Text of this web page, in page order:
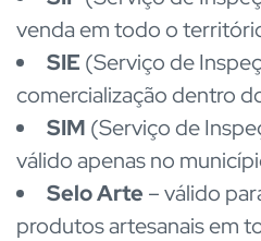
venda em todo o
SIE (Serviço de
comercialização dentro
SIM (Serviço de
válido apenas no
Selo Arte – válido
produtos artesanais em